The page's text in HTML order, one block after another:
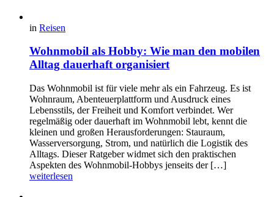
in Reisen
Wohnmobil als Hobby: Wie man den mobilen
Alltag dauerhaft organisiert
Das Wohnmobil ist für viele mehr als ein Fahrzeug. Es ist
Wohnraum, Abenteuerplattform und Ausdruck eines
Lebensstils, der Freiheit und Komfort verbindet. Wer
regelmäßig oder dauerhaft im Wohnmobil lebt, kennt die
kleinen und großen Herausforderungen: Stauraum,
Wasserversorgung, Strom, und natürlich die Logistik des
Alltags. Dieser Ratgeber widmet sich den praktischen
Aspekten des Wohnmobil-Hobbys jenseits der […]
weiterlesen